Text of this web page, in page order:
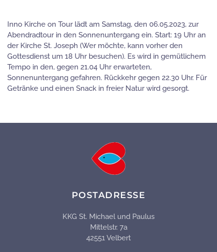
Inno Kirche on Tour lädt am Samstag, den 06.05.2023, zur
Abendradtour in den Sonnenuntergang ein. Start: 19 Uhr an
der Kirche St. Joseph (Wer möchte, kann vorher den
Gottesdienst um 18 Uhr besuchen). Es wird in gemütlichem
Tempo in den, gegen 21.04 Uhr erwarteten,
Sonnenuntergang gefahren. Rückkehr gegen 22.30 Uhr. Für
Getränke und einen Snack in freier Natur wird gesorgt.
POSTADRESSE
KKG St. Michael und Paulus
Mittelstr. 7a
42551 Velbert